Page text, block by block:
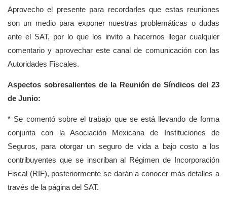
Aprovecho el presente para recordarles que estas reuniones
son un medio para exponer nuestras problemáticas o dudas
ante el SAT, por lo que los invito a hacernos llegar cualquier
comentario y aprovechar este canal de comunicación con las
Autoridades Fiscales.
Aspectos sobresalientes de la Reunión de Síndicos del 23
de Junio:
* Se comentó sobre el trabajo que se está llevando de forma
conjunta con la Asociación Mexicana de Instituciones de
Seguros, para otorgar un seguro de vida a bajo costo a los
contribuyentes que se inscriban al Régimen de Incorporación
Fiscal (RIF), posteriormente se darán a conocer más detalles a
través de la página del SAT.